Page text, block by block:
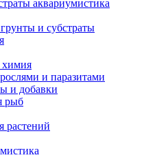
аквариумистика
и субстраты
химия
и паразитами
и добавки
рыб
растений